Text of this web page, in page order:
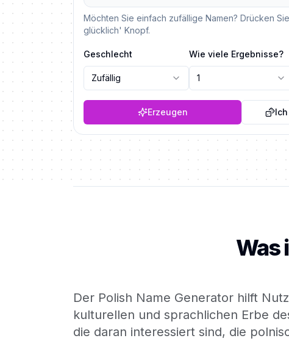
Möchten Sie einfach zufällige Namen? Drücken
glücklich' Knopf.
Geschlecht
Zufällig
Wie viele Ergebnisse?
1
Erzeugen
Was
Der Polish Name Generator hilft
kulturellen und sprachlichen Erbe
die daran interessiert sind, die